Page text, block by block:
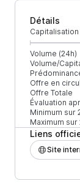
Détails
Volume (24h)
Volume/
Offre en
Offre Totale
Évaluation
Minimum sur
Maximum sur
Liens
Site